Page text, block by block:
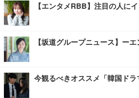
【エンタメRBB】注目の人に
【坂道グループニュース】ー
今観るべきオススメ「韓国ドラ